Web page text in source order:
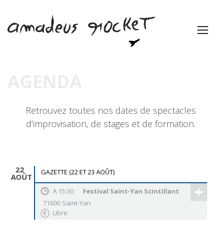
Retrouvez toutes nos dates de spectacles
d’improvisation, de stages et de formation.
22
AOÛT GAZETTE (22 ET 23 AOÛT)
+
A 15:30
Festival Saint-Yan Scintillant
71600 Saint-Yan
€ Libre